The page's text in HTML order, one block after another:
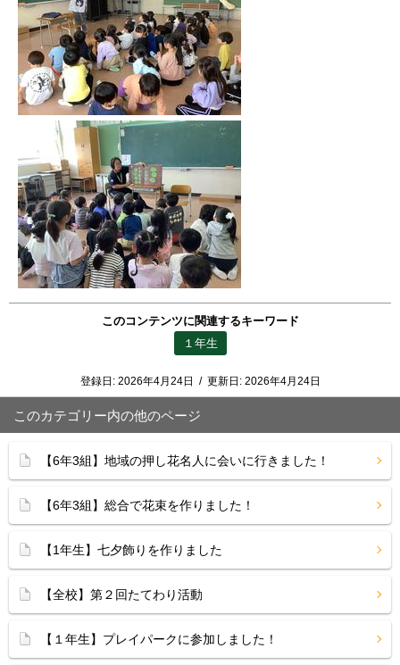
このコンテンツに関連するキーワード
１年生
登録日: 2026年4月24日 / 更新日: 2026年4月24日
このカテゴリー内の他のページ
【6年3組】地域の押し花名人に会いに行きました！
【6年3組】総合で花束を作りました！
【1年生】七夕飾りを作りました
【全校】第２回たてわり活動
【１年生】プレイパークに参加しました！